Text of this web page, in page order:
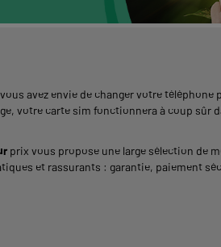
avez envie de changer votretéléphone
votre carte sim fonctionnera à coup sûr
prix vous propose une large sélection de
et rassurants : garantie, paiement